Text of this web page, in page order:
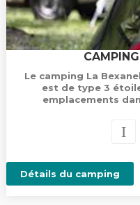
Le camping La
est de type 3
emplacements
Détails du camping